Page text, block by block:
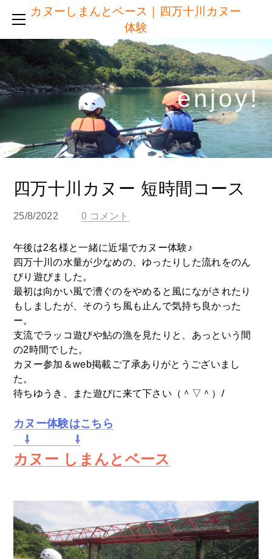
カヌーしまんとベース｜四万十川カヌー
体験
enjoy!​
四万十川カヌー 短時間コース
25/8/2022 0 コメント
午後は2名様と一緒に近場でカヌー体験♪
四万十川の水量が少なめの、ゆったりした流れをのん
びり遊びました。
最初は向かい風で漕ぐのをやめると風にながされたり
もしましたが、そのうち風も止んで気持ち良かった
ー。
支流でラッコ遊びや鮎の漁を見たりと、あっという間
の2時間でした。
カヌー参加＆web掲載ご了承ありがとうございまし
た。
待ちゆうき、また遊びに来て下さい（＾▽＾）/
カヌー体験はこちら
⇩ ⇩
カヌー しまんとベース
半日コース ＆ 短時間コース
他社との違い
ご予約
服装・持ち物・施設
体験日の流れ
アクセス
ブログ
注意点・キャンセルについて